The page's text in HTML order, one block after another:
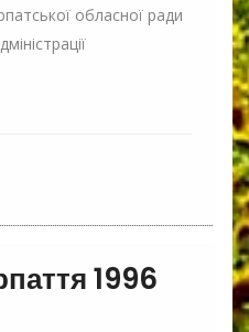
обласної ради
1996